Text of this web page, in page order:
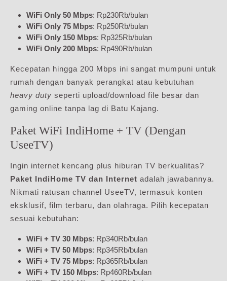
WiFi Only 50 Mbps: Rp230Rb/bulan
WiFi Only 75 Mbps: Rp250Rb/bulan
WiFi Only 150 Mbps: Rp325Rb/bulan
WiFi Only 200 Mbps: Rp490Rb/bulan
Kecepatan hingga 200 Mbps ini sangat mumpuni untuk
rumah dengan banyak perangkat atau kebutuhan
heavy duty seperti upload/download file besar dan
gaming online tanpa lag di Batu Kajang.
Paket WiFi IndiHome + TV (Dengan
UseeTV)
Ingin internet kencang plus hiburan TV berkualitas?
Paket IndiHome TV dan Internet adalah jawabannya.
Nikmati ratusan channel UseeTV, termasuk konten
eksklusif, film terbaru, dan olahraga. Pilih kecepatan
sesuai kebutuhan:
WiFi + TV 30 Mbps: Rp340Rb/bulan
WiFi + TV 50 Mbps: Rp345Rb/bulan
WiFi + TV 75 Mbps: Rp365Rb/bulan
WiFi + TV 150 Mbps: Rp460Rb/bulan